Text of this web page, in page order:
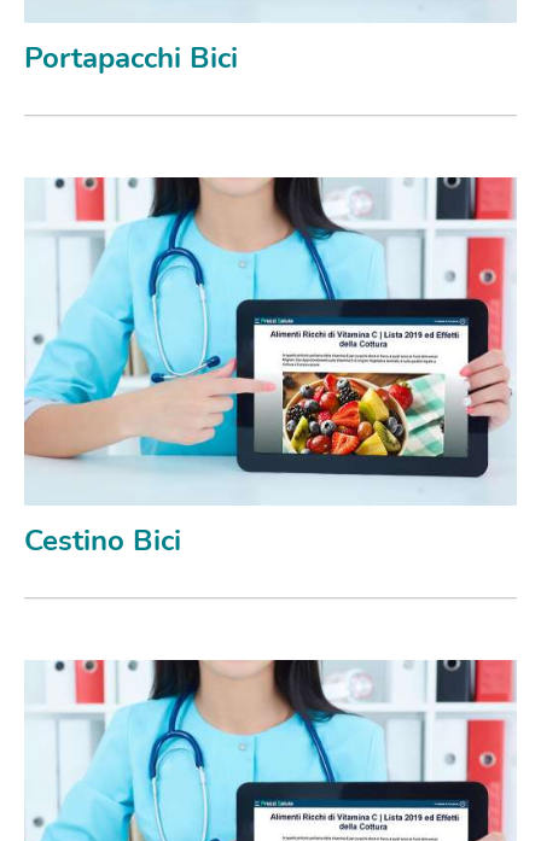
Portapacchi Bici
Cestino Bici